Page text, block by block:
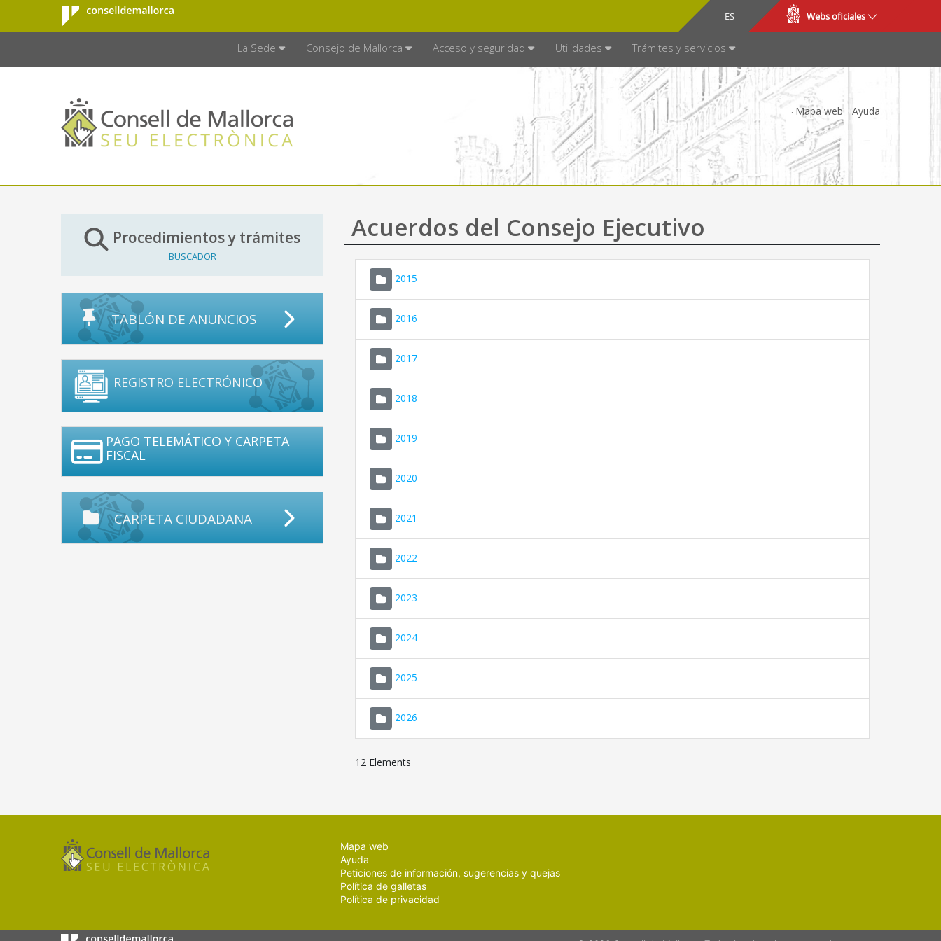
Saltar al contenido principal
Consell de
Mallorca
ES
CA Webs oficiales
La Sede Consejo de Mallorca Acceso y seguridad Utilidades Trámites y servicios
Mapa web Ayuda
Procedimientos y trámites
BUSCADOR
TABLÓN DE ANUNCIOS
REGISTRO ELECTRÓNICO
PAGO TELEMÁTICO Y CARPETA
FISCAL
CARPETA CIUDADANA
Acuerdos del Consejo Ejecutivo
2015
2016
2017
2018
2019
2020
2021
2022
2023
2024
2025
2026
12 Elements
Mapa web
Ayuda
Peticiones de información, sugerencias y quejas
Política de galletas
Política de privacidad